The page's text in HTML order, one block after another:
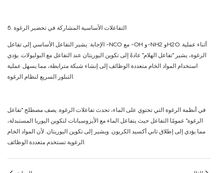
الإجابة: يشير التفاعل الأساسي إلى تفاعل -NCO مع -OH و-NH2 وH2O. أثناء عملية
الرغوة، يشير "تفاعل الهلام" عادةً إلى تكوين اليوريثان عند التفاعل مع البوليولات. يؤدي
استخدام المواد الخام متعددة الوظائف إلى إنشاء شبكة مترابطة، مما يسهل عملية
التبلور السريع لنظام الرغوة.
في أنظمة الرغوة التي تحتوي على الماء، تحدث تفاعلات الرغوة. يصف مصطلح "تفاعل
الرغوة" عمومًا التفاعل حيث يتفاعل الماء مع الأيزوسيانات لتكوين اليوريا المستبدلة،
مما يؤدي إلى إطلاق ثاني أكسيد الكربون. ويشير إلى تكوين اليوريتان. لأن المواد الخام
الرغوية تستخدم متعددة الوظائف.